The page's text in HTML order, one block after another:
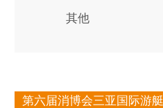
其他
第六届消博会三亚国际游